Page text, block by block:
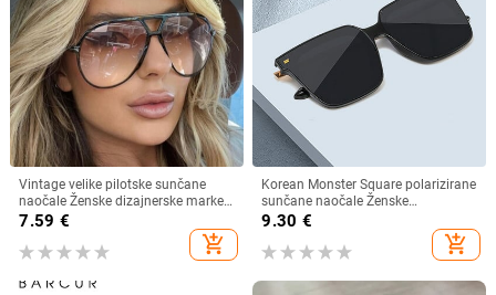
Vintage velike pilotske sunčane
naočale Ženske dizajnerske marke
Crno-žute naočale s gradijentnim
sunčanim naočalama velikog
okvira UV400 Luksuzne muške
7.59 €
add_shopping_cart
Korean Monster Square polarizirane
sunčane naočale Ženske
visokokvalitetne nježne luksuzne
sunčane naočale Muške prevelike
nijanse UV400 naočale
9.30 €
add_shopping_cart